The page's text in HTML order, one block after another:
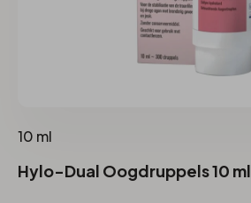
10 ml
Hylo-Dual Oogdruppels 10 ml